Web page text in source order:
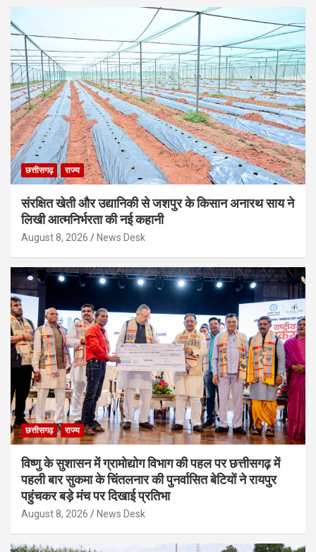
छत्तीसगढ़ राज्य
संरक्षित खेती और उद्यानिकी से जशपुर के किसान अनारथ साय ने
लिखी आत्मनिर्भरता की नई कहानी
August 8, 2026 News Desk
छत्तीसगढ़ राज्य
विष्णु के सुशासन में ग्रामोद्योग विभाग की पहल पर छत्तीसगढ़ में
पहली बार सुकमा के चिंतलनार की पुनर्वासित बेटियों ने रायपुर
पहुंचकर बड़े मंच पर दिखाई प्रतिभा
August 8, 2026 News Desk